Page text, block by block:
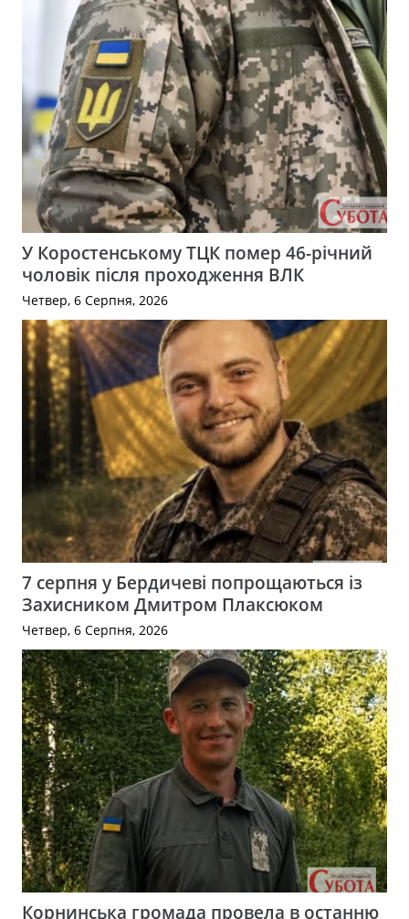
У Коростенському ТЦК помер 46-річний
чоловік після проходження ВЛК
Четвер, 6 Серпня, 2026
7 серпня у Бердичеві попрощаються із
Захисником Дмитром Плаксюком
Четвер, 6 Серпня, 2026
Корнинська громада провела в останню